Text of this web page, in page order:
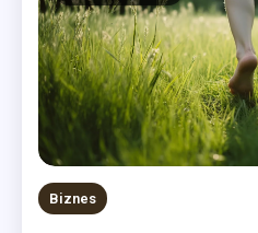
Biznes